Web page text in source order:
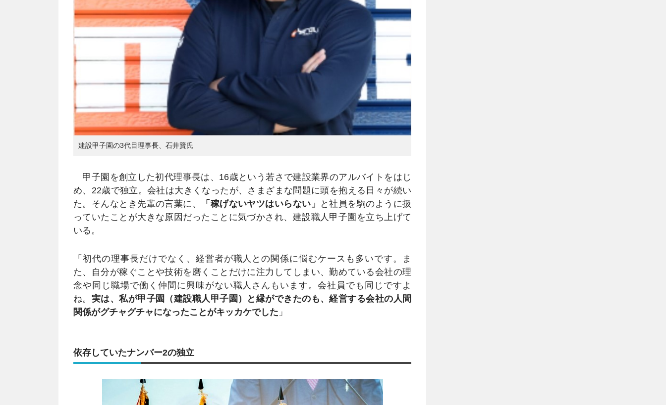
建設甲子園の3代目理事長、石井賢氏
甲子園を創立した初代理事長は、16歳という若さで建設業界のアルバイトをはじ
め、22歳で独立。会社は大きくなったが、さまざまな問題に頭を抱える日々が続い
た。そんなとき先輩の言葉に、
「稼げないヤツはいらない」
と社員を駒のように扱
っていたことが大きな原因だったことに気づかされ、建設職人甲子園を立ち上げて
いる。
「初代の理事長だけでなく、経営者が職人との関係に悩むケースも多いです。ま
た、自分が稼ぐことや技術を磨くことだけに注力してしまい、勤めている会社の理
念や同じ職場で働く仲間に興味がない職人さんもいます。会社員でも同じですよ
ね。 実は、私が甲子園（建設職人甲子園）と縁ができたのも、経営する会社の人間
関係がグチャグチャになったことがキッカケでした 」
依存していたナンバー2の独立